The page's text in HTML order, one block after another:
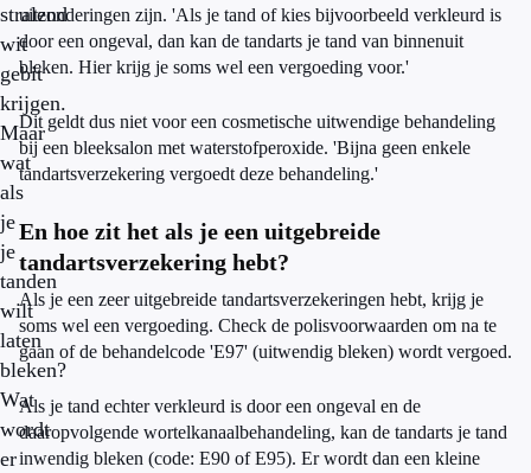
stralend
wit
gebit
krijgen.
Maar
wat
als
je
je
tanden
wilt
laten
bleken?
Wat
wordt
er
uitzonderingen zijn. 'Als je tand of kies bijvoorbeeld verkleurd is
door een ongeval, dan kan de tandarts je tand van binnenuit
bleken. Hier krijg je soms wel een vergoeding voor.'
Dit geldt dus niet voor een cosmetische uitwendige behandeling
bij een bleeksalon met waterstofperoxide. 'Bijna geen enkele
tandartsverzekering vergoedt deze behandeling.'
En hoe zit het als je een uitgebreide
tandartsverzekering hebt?
Als je een zeer uitgebreide tandartsverzekeringen hebt, krijg je
soms wel een vergoeding. Check de polisvoorwaarden om na te
gaan of de behandelcode 'E97' (uitwendig bleken) wordt vergoed.
Als je tand echter verkleurd is door een ongeval en de
daaropvolgende wortelkanaalbehandeling, kan de tandarts je tand
inwendig bleken (code: E90 of E95). Er wordt dan een kleine